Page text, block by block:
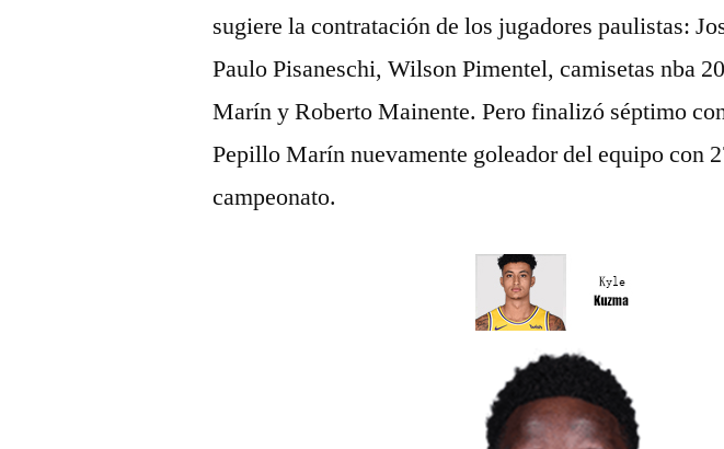
sugiere la contratación de los jugadores paulistas:
Paulo Pisaneschi, Wilson Pimentel, camisetas nba
Marín y Roberto Mainente. Pero finalizó séptimo
Pepillo Marín nuevamente goleador del equipo con
campeonato.